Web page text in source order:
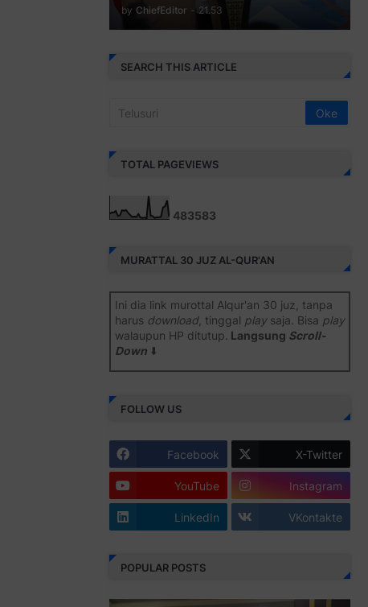
by ChiefEditor - 21.53
SEARCH THIS ARTICLE
TOTAL PAGEVIEWS
483583
MURATTAL 30 JUZ AL-QUR'AN
Ini dia link murottal Alqur'an 30 juz, tanpa
harus download, tinggal playsaja. Bisa play
walaupun HP ditutup. Langsung Scroll-
Down⬇️
Juz 1 ⇨http://j.mp/2b8SiNO
Juz 2 ⇨http://j.mp/2b8RJmQ
Juz 3 ⇨http://j.mp/2bFSrtF
Juz 4 ⇨http://j.mp/2b8SXi3
Juz 5 ⇨http://j.mp/2b8RZm3
Juz 6 ⇨http://j.mp/28MBohs
Juz 7 ⇨http://j.mp/2bFRIZC
FOLLOW US
Facebook X-Twitter
YouTube Instagram
LinkedIn VKontakte
POPULAR POSTS